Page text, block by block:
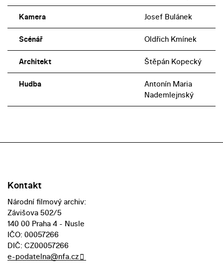
Kamera Josef Bulánek
Scénář Oldřich Kmínek
Architekt Štěpán Kopecký
Hudba
Antonín Maria
Nademlejnský
Kontakt
Národní filmový archiv:
Závišova 502/5
140 00 Praha 4 - Nusle
IČO: 00057266
DIČ: CZ00057266
e-podatelna@nfa.cz